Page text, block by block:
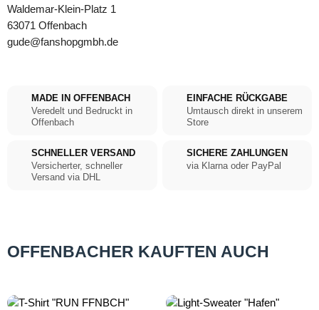
Waldemar-Klein-Platz 1
63071 Offenbach
gude@fanshopgmbh.de
MADE IN OFFENBACH
Veredelt und Bedruckt in
Offenbach
EINFACHE RÜCKGABE
Umtausch direkt in unserem
Store
SCHNELLER VERSAND
Versicherter, schneller
Versand via DHL
SICHERE ZAHLUNGEN
via Klarna oder PayPal
OFFENBACHER KAUFTEN AUCH